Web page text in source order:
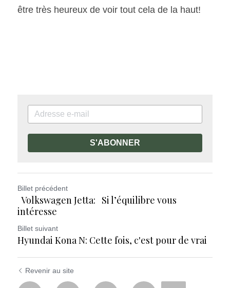
être très heureux de voir tout cela de la haut!
S'ABONNER
Billet précédent
Volkswagen Jetta: Si l’équilibre vous
intéresse
Billet suivant
Hyundai Kona N: Cette fois, c'est pour de vrai
Revenir au site